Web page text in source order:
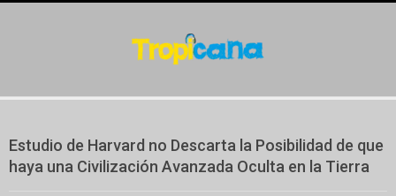
Menu
Estudio de Harvard no Descarta la Posibilidad de que
haya una Civilización Avanzada Oculta en la Tierra